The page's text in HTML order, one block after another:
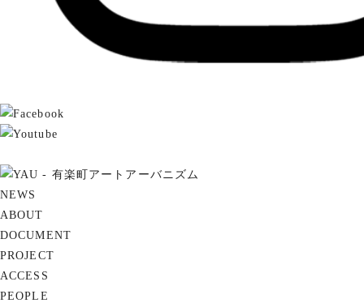
NEWS
ABOUT
DOCUMENT
PROJECT
ACCESS
PEOPLE